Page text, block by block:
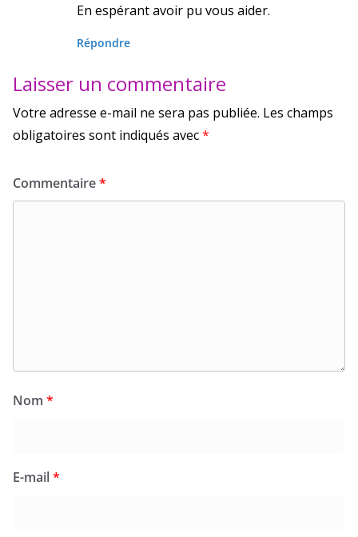
En espérant avoir pu vous aider.
Répondre
Laisser un commentaire
Votre adresse e-mail ne sera pas publiée. Les champs
obligatoires sont indiqués avec*
Commentaire*
Nom *
E-mail*